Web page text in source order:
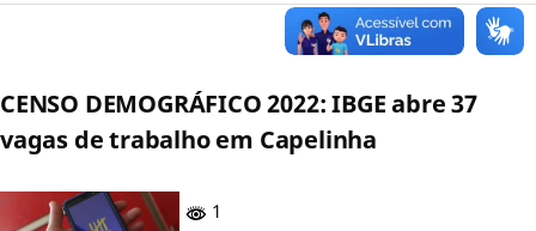
CENSO DEMOGRÁFICO 2022: IBGE abre 37
vagas de trabalho em Capelinha
1